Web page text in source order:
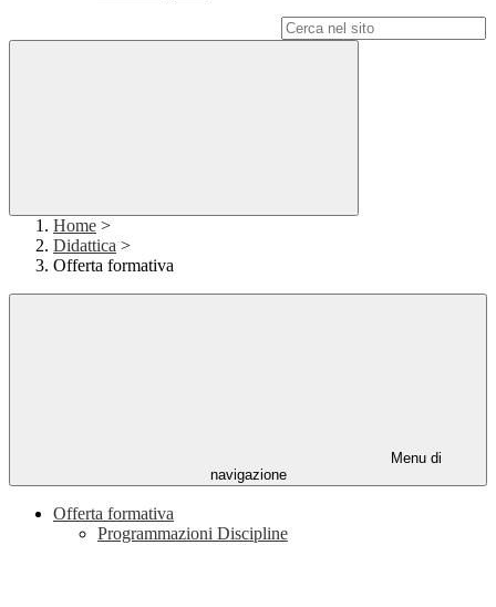
Home >
Didattica >
Offerta formativa
Menu di
navigazione
Offerta formativa
Programmazioni Discipline